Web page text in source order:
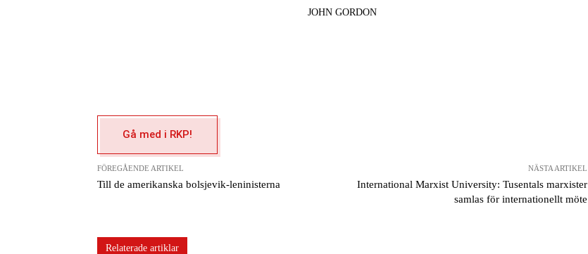
JOHN GORDON
Gå med i RKP!
FÖREGÅENDE ARTIKEL
Till de amerikanska bolsjevik-leninisterna
NÄSTA ARTIKEL
International Marxist University: Tusentals marxister
samlas för internationellt möte
Relaterade artiklar